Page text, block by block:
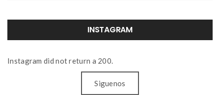
INSTAGRAM
Instagram did not return a 200.
Siguenos